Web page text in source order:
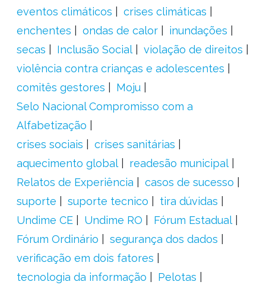
eventos climáticos
crises climáticas
enchentes
ondas de calor
inundações
secas
Inclusão Social
violação de direitos
violência contra crianças e adolescentes
comitês gestores
Moju
Selo Nacional Compromisso com a
Alfabetização
crises sociais
crises sanitárias
aquecimento global
readesão municipal
Relatos de Experiência
casos de sucesso
suporte
suporte tecnico
tira dúvidas
Undime CE
Undime RO
Fórum Estadual
Fórum Ordinário
segurança dos dados
verificação em dois fatores
tecnologia da informação
Pelotas